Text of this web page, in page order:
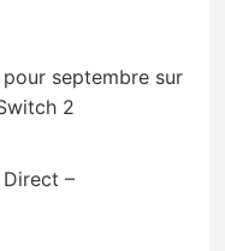
septembre sur
2
Direct –